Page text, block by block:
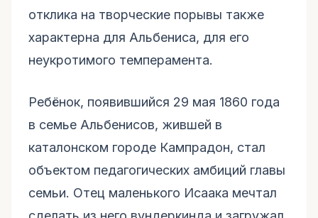
отклика на творческие порывы также
характерна для Альбениса, для его
неукротимого темперамента.
Ребёнок, появившийся 29 мая 1860 года
в семье Альбенисов, жившей в
каталонском городе Кампрадон, стал
объектом педагогических амбиций главы
семьи. Отец маленького Исаака мечтал